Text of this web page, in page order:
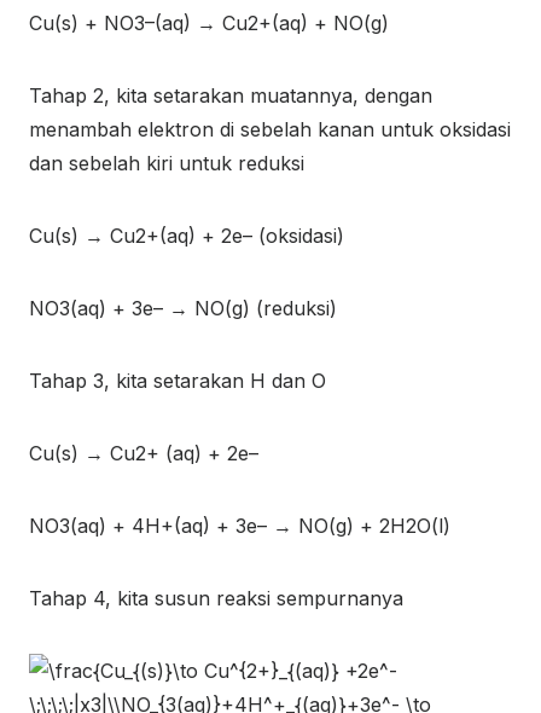
Cu(s) + NO3–(aq) → Cu2+(aq) + NO(g)
Tahap 2, kita setarakan muatannya, dengan
menambah elektron di sebelah kanan untuk oksidasi
dan sebelah kiri untuk reduksi
Cu(s) → Cu2+(aq) + 2e– (oksidasi)
NO3(aq) + 3e– → NO(g) (reduksi)
Tahap 3, kita setarakan H dan O
Cu(s) → Cu2+ (aq) + 2e–
NO3(aq) + 4H+(aq) + 3e– → NO(g) + 2H2O(l)
Tahap 4, kita susun reaksi sempurnanya